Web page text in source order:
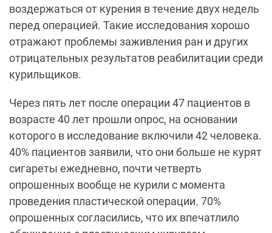
воздержаться от курения в течение двух недель
перед операцией. Такие исследования хорошо
отражают проблемы заживления ран и других
отрицательных результатов реабилитации среди
курильщиков.
Через пять лет после операции 47 пациентов в
возрасте 40 лет прошли опрос, на основании
которого в исследование включили 42 человека.
40% пациентов заявили, что они больше не курят
сигареты ежедневно, почти четверть
опрошенных вообще не курили с момента
проведения пластической операции. 70%
опрошенных согласились, что их впечатлило